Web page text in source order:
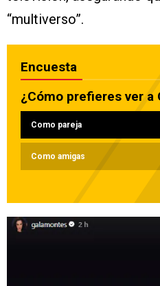
“multiverso”.
Encuesta
¿Cómo prefieres ver a
Como pareja
Como amigas